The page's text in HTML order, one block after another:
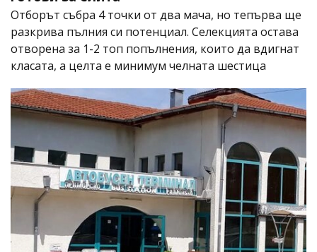
Отборът събра 4 точки от два мача, но тепърва ще
разкрива пълния си потенциал. Селекцията остава
отворена за 1-2 топ попълнения, които да вдигнат
класата, а целта е минимум челната шестица